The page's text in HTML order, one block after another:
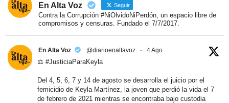
En Alta Voz Seguir
Contra la Corrupción #NiOlvidoNiPerdón, un espacio libre de
compromisos y censuras. Fundado el 7/7/2017.
En Alta Voz @diarioenaltavoz · 4 Ago
⚖️ #JusticiaParaKeyla
Del 4, 5, 6, 7 y 14 de agosto se desarrolla el juicio por el
femicidio de Keyla Martínez, la joven que perdió la vida el 7
de febrero de 2021 mientras se encontraba bajo custodia